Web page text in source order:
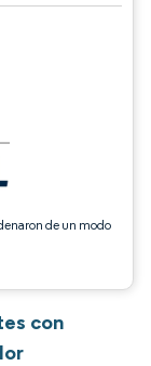
de un modo
según CC BY 4.0.
con